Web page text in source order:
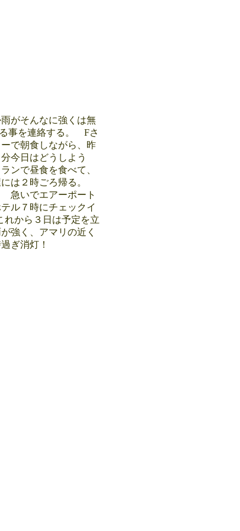
がそんなに強くは無
事を連絡する。 Fさ
で朝食しながら、昨
今日はどうしよう
ンで昼食を食べて、
には２時ごろ帰る。
急いでエアーポート
ル７時にチェックイ
から３日は予定を立
強く、アマリの近く
過ぎ消灯！